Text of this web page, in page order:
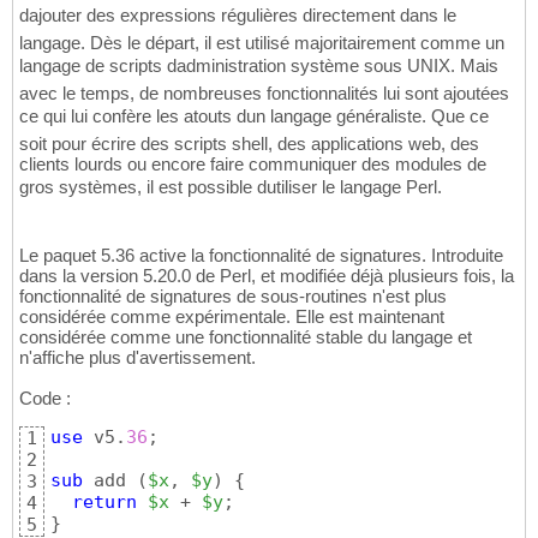
dajouter des expressions régulières directement dans le
langage. Dès le départ, il est utilisé majoritairement comme un
langage de scripts dadministration système sous UNIX. Mais
avec le temps, de nombreuses fonctionnalités lui sont ajoutées
ce qui lui confère les atouts dun langage généraliste. Que ce
soit pour écrire des scripts shell, des applications web, des
clients lourds ou encore faire communiquer des modules de
gros systèmes, il est possible dutiliser le langage Perl.
Le paquet 5.36 active la fonctionnalité de signatures. Introduite
dans la version 5.20.0 de Perl, et modifiée déjà plusieurs fois, la
fonctionnalité de signatures de sous-routines n'est plus
considérée comme expérimentale. Elle est maintenant
considérée comme une fonctionnalité stable du langage et
n'affiche plus d'avertissement.
Code :
1
2
3
4
5
use v5. 36 ;
sub add ($x, $y)
{
return
$x + $y
}